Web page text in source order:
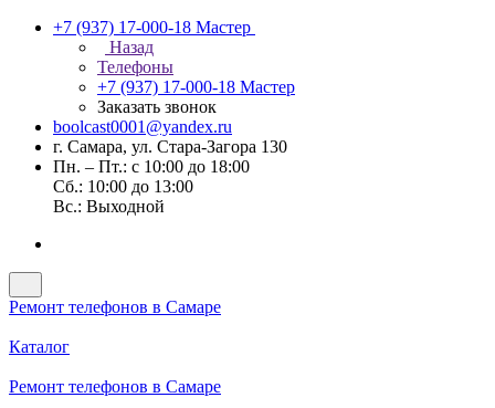
+7 (937) 17-000-18 Мастер
Назад
Телефоны
+7 (937) 17-000-18 Мастер
Заказать звонок
boolcast0001@yandex.ru
г. Самара, ул. Стара-Загора 130
Пн. – Пт.: с 10:00 до 18:00
Сб.: 10:00 до 13:00
Вс.: Выходной
Ремонт телефонов в Самаре
Каталог
Ремонт телефонов в Самаре